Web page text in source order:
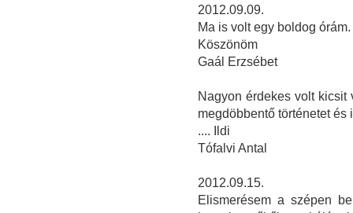
2012.09.09.
Ma is volt egy boldog
Köszönöm
Gaál Erzsébet
Nagyon érdekes volt
megdöbbentő történetet és
.... Ildi
Tófalvi Antal
2012.09.15.
Elismerésem a szépen